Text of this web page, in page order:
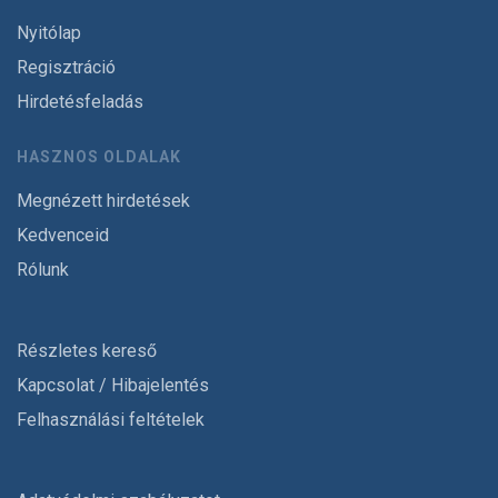
Nyitólap
Regisztráció
Hirdetésfeladás
HASZNOS OLDALAK
Megnézett hirdetések
Kedvenceid
Rólunk
Részletes kereső
Kapcsolat / Hibajelentés
Felhasználási feltételek